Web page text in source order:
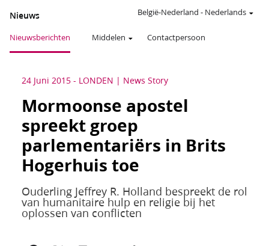
Nieuws
Nieuwsberichten Middelen Contactpersoon
België-Nederland - Nederlands
24 Juni 2015 - LONDEN News Story
Mormoonse apostel
spreekt groep
parlementariërs in Brits
Hogerhuis toe
Ouderling Jeffrey R. Holland bespreekt de rol
van humanitaire hulp en religie bij het
oplossen van conflicten